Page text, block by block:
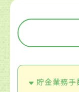
貯金業務手